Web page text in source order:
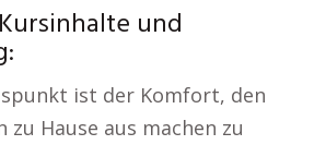
und
ist der Komfort, den
zu Hause aus machen zu